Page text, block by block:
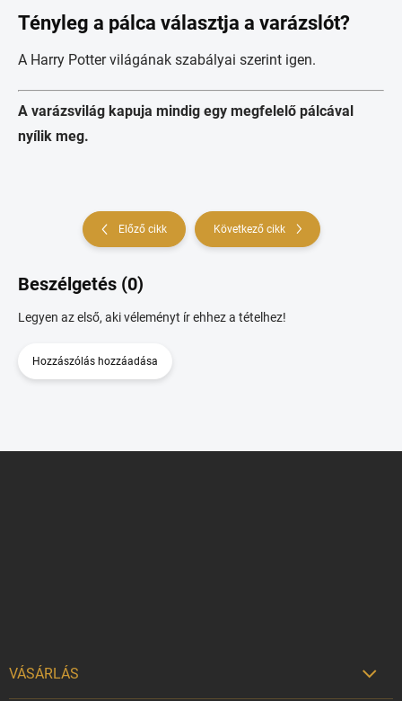
Tényleg a pálca választja a varázslót?
A Harry Potter világának szabályai szerint igen.
A varázsvilág kapuja mindig egy megfelelő pálcával
nyílik meg.
Előző cikk Következő cikk
Beszélgetés (0)
Legyen az első, aki véleményt ír ehhez a tételhez!
Hozzászólás hozzáadása
VÁSÁRLÁS 